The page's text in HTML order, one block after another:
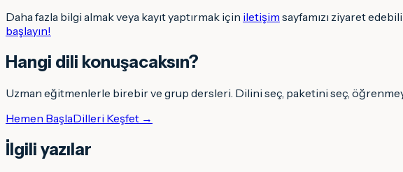
Daha fazla bilgi almak veya kayıt yaptırmak için iletişim sayfamızı ziyaret
başlayın!
Hangi dili konuşacaksın?
Uzman eğitmenlerle birebir ve grup dersleri. Dilini seç, paketini seç,
Hemen BaşlaDilleri Keşfet →
İlgili yazılar